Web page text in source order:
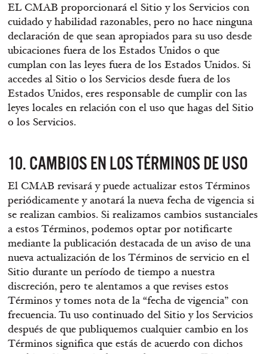
EL CMAB proporcionará el Sitio y los Servicios con
cuidado y habilidad razonables, pero no hace ninguna
declaración de que sean apropiados para su uso desde
ubicaciones fuera de los Estados Unidos o que
cumplan con las leyes fuera de los Estados Unidos. Si
accedes al Sitio o los Servicios desde fuera de los
Estados Unidos, eres responsable de cumplir con las
leyes locales en relación con el uso que hagas del Sitio
o los Servicios.
10. CAMBIOS EN LOS TÉRMINOS DE USO
El CMAB revisará y puede actualizar estos Términos
periódicamente y anotará la nueva fecha de vigencia si
se realizan cambios. Si realizamos cambios sustanciales
a estos Términos, podemos optar por notificarte
mediante la publicación destacada de un aviso de una
nueva actualización de los Términos de servicio en el
Sitio durante un período de tiempo a nuestra
discreción, pero te alentamos a que revises estos
Términos y tomes nota de la “fecha de vigencia” con
frecuencia. Tu uso continuado del Sitio y los Servicios
después de que publiquemos cualquier cambio en los
Términos significa que estás de acuerdo con dichos